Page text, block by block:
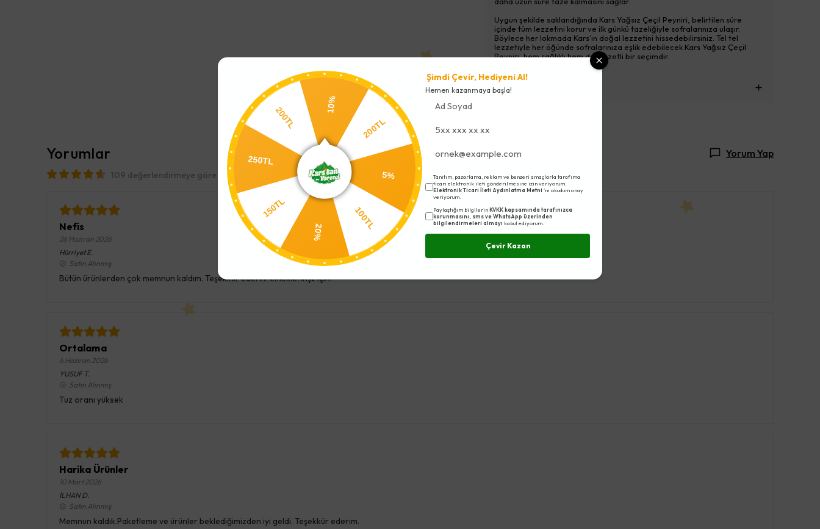
Uygun şekilde saklandığında Kars Yağsız Çeçil Peyniri, belirtilen süre
içinde tüm lezzetini korur ve ilk günkü tazeliğiyle sofralarınıza ulaşır.
Böylece her lokmada Kars’ın doğal lezzetini hissedebilirsiniz. Tel tel
lezzetiyle her öğünde sofralarınıza eşlik edebilecek Kars Yağsız Çeçil
Peyniri, hem sağlıklı hem de lezzetli bir seçimdir.
Tüketim Önerileri
Yorumlar Yorum Yap
109 değerlendirmeye göre
Nefis
26 Haziran 2026
Hürriyet E.
Satın Alınmış
Bütün ürünlerden çok memnun kaldım. Teşekkür ederim emeklerinşz için.
Ortalama
6 Haziran 2026
YUSUF T.
Satın Alınmış
Tuz oranı yüksek
Harika Ürünler
10 Mart 2026
İLHAN D.
Satın Alınmış
Memnun kaldık.Paketleme ve ürünler beklediğimizden iyi geldi. Teşekkür ederim.
10%
200TL
5%
100TL
20%
150TL
250TL
200TL
Şimdi Çevir, Hediyeni Al!
Hemen kazanmaya başla!
Tanıtım, pazarlama, reklam ve benzeri amaçlarla tarafıma
ticari elektronik ileti gönderilmesine izin veriyorum.
Elektronik Ticari İleti Aydınlatma Metni 'ni okudum onay
veriyorum.
Paylaştığım bilgilerinKVKK kapsamında tarafınızca
korunmasını, sms ve WhatsApp üzerinden
bilgilendirmeleri almayı kabul ediyorum.
Çevir Kazan